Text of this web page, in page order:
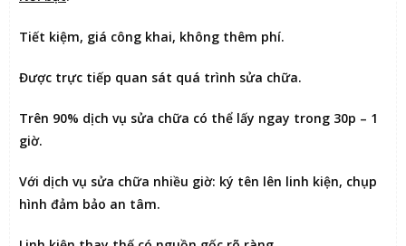
Tiết kiệm, giá công khai, không thêm phí.
Được trực tiếp quan sát quá trình sửa chữa.
Trên 90% dịch vụ sửa chữa có thể lấy ngay trong 30p – 1
giờ.
Với dịch vụ sửa chữa nhiều giờ: ký tên lên linh kiện, chụp
hình đảm bảo an tâm.